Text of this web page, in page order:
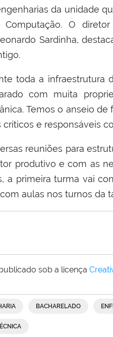
da unidade
O
Sardinha,
toda a infraestrutura
com muita
Temos o anseio
e responsáveis
reuniões para
produtivo e com as
a primeira turma vai
aulas nos turnos da
sob a licença
BACHARELADO